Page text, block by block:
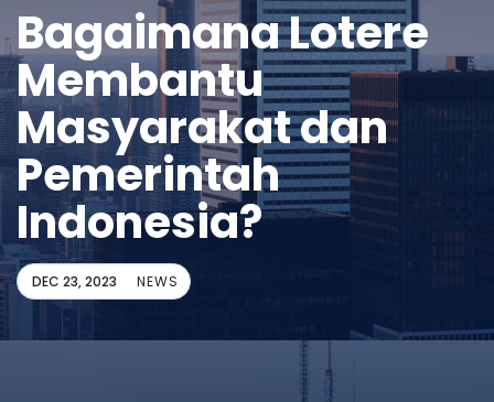
Bagaimana Lotere
Membantu
Masyarakat dan
Pemerintah
Indonesia?
DEC 23, 2023 NEWS